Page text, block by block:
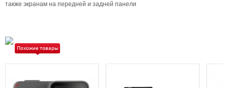
также экранам на передней и задней панели
Похожие товары